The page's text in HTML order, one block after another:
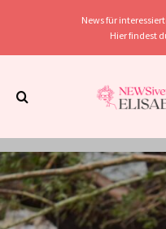
News für
Hier findest